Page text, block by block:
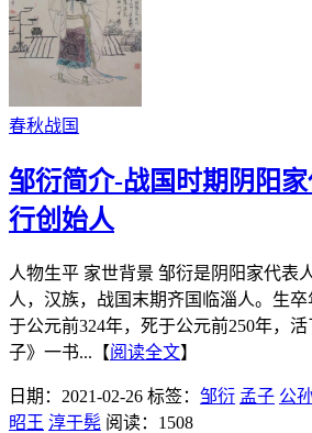
春秋战国
邹衍简介-战国时期阴阳
行创始人
人物生平 家世背景 邹衍是阴阳家代表
人，汉族，战国末期齐国临淄人。生
于公元前324年，死于公元前250年，
子》一书...【阅读全文】
日期：2021-02-26 标签： 邹衍 孟子 公
昭王 淳于髡 阅读：1508